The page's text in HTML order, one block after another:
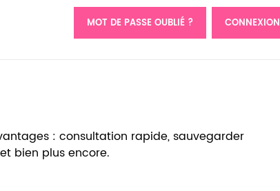
CONNEXION
MOT DE PASSE OUBLIÉ ?
: consultation rapide, sauvegarder
bien plus encore.